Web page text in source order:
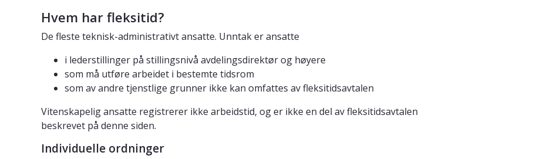
Hvem har fleksitid?
De fleste teknisk-administrativt ansatte. Unntak er ansatte
i lederstillinger på stillingsnivå avdelingsdirektør og høyere
som må utføre arbeidet i bestemte tidsrom
som av andre tjenstlige grunner ikke kan omfattes av fleksitidsavtalen
Vitenskapelig ansatte registrerer ikke arbeidstid, og er ikke en del av fleksitidsavtalen
beskrevet på denne siden.
Individuelle ordninger